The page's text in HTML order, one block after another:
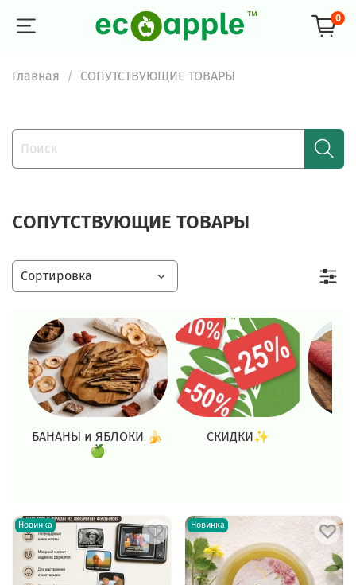
0
Главная СОПУТСТВУЮЩИЕ ТОВАРЫ
СОПУТСТВУЮЩИЕ ТОВАРЫ
БАНАНЫ и ЯБЛОКИ 🍌
🍏
СКИДКИ✨
Новинка Новинка